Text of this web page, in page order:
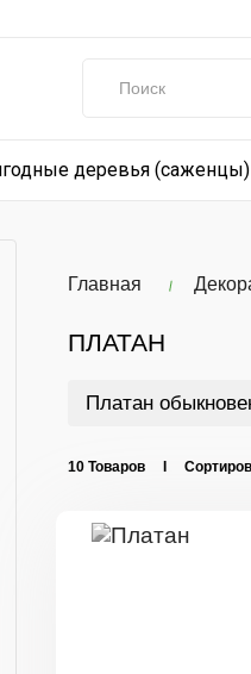
деревья (саженцы)
Главная
ПЛАТАН
Платан
10 Товаров I